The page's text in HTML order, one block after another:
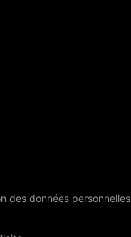
des données personnelles